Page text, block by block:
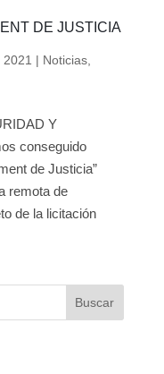
DE JUSTICIA
2021 | Noticias,
Y
conseguido
de Justicia”
remota de
de la licitación
Buscar